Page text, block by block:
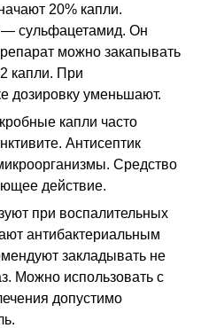
20% капли.
сульфацетамид. Он
можно закапывать
капли. При
дозировку уменьшают.
капли часто
Антисептик
Средство
действие.
при воспалительных
антибактериальным
закладывать не
Можно использовать с
допустимо